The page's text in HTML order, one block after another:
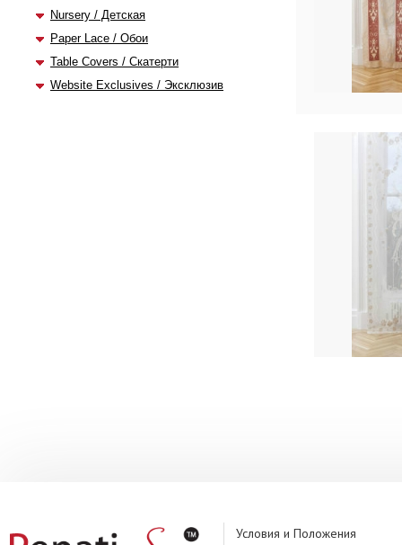
Nursery / Детская
Paper Lace / Обои
Table Covers / Скатерти
Website Exclusives / Эксклюзив
Условия и Положения